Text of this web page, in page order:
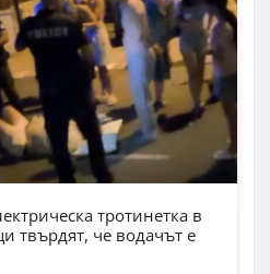
тротинетка в
твърдят, че водачът е